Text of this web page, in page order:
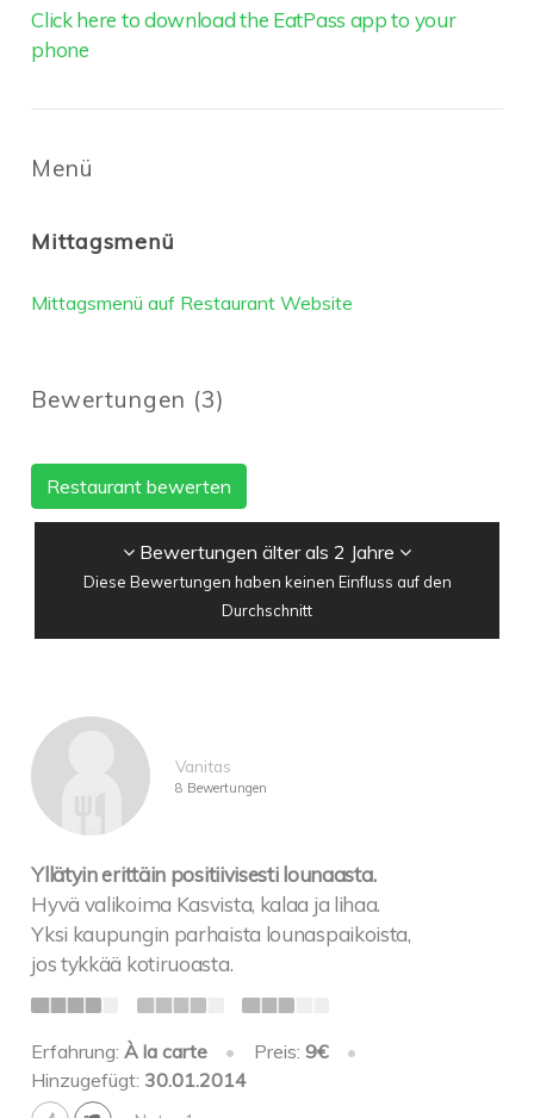
Click here to download the EatPass app to your
phone
Menü
Mittagsmenü
Mittagsmenü auf Restaurant Website
Bewertungen (3)
Restaurant bewerten
Bewertungen älter als 2 Jahre
Diese Bewertungen haben keinen Einfluss auf den
Durchschnitt
Vanitas
8 Bewertungen
Yllätyin erittäin positiivisesti lounaasta.
Hyvä valikoima Kasvista, kalaa ja lihaa.
Yksi kaupungin parhaista lounaspaikoista,
jos tykkää kotiruoasta.
Erfahrung:À la carte • Preis: 9€
•
Hinzugefügt: 30.01.2014